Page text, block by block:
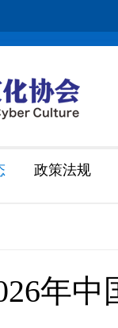
政策法规
年